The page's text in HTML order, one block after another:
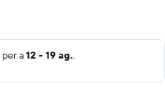
a12 - 19 ag..